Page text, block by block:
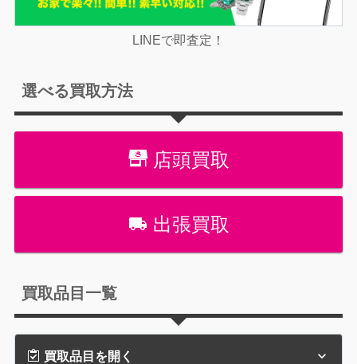
LINEで即査定！
選べる買取方法
店頭買取
出張買取
買取品目一覧
買取品目を開く